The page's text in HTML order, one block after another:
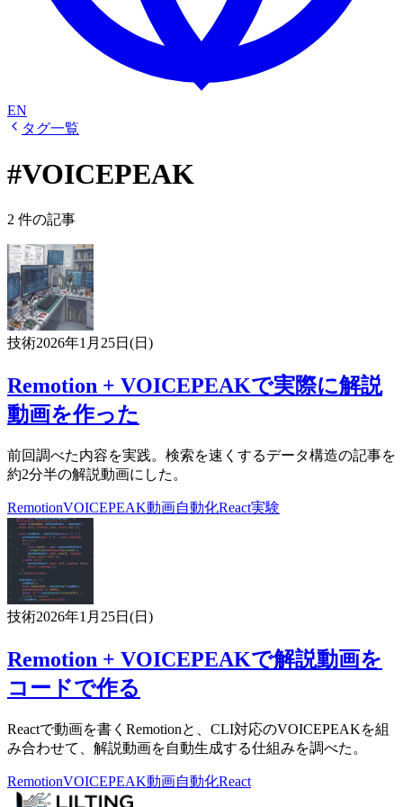
EN
タグ一覧
#VOICEPEAK
2 件の記事
技術2026年1月25日(日)
Remotion + VOICEPEAKで実際に解説
動画を作った
前回調べた内容を実践。検索を速くするデータ構造の記事を
約2分半の解説動画にした。
RemotionVOICEPEAK動画自動化React実験
技術2026年1月25日(日)
Remotion + VOICEPEAKで解説動画を
コードで作る
Reactで動画を書くRemotionと、CLI対応のVOICEPEAKを組
み合わせて、解説動画を自動生成する仕組みを調べた。
RemotionVOICEPEAK動画自動化React